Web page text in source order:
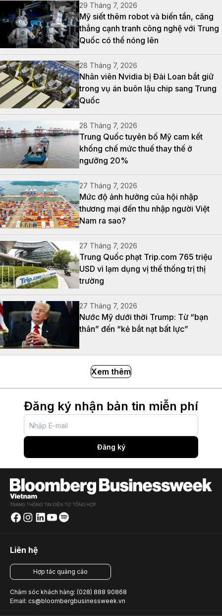
29 Tháng 7, 2026
Mỹ siết thêm robot và biến tần, căng
thẳng cạnh tranh công nghệ với Trung
Quốc có thể nóng lên
28 Tháng 7, 2026
Nhân viên Nvidia bị Đài Loan bắt giữ
trong vụ án buôn lậu chip sang Trung
Quốc
28 Tháng 7, 2026
Trung Quốc tuyên bố Mỹ cam kết
khống chế mức thuế thay thế ở
ngưỡng 20%
27 Tháng 7, 2026
Mức độ ảnh hưởng của hội nhập
thương mại đến thu nhập người Việt
Nam ra sao?
27 Tháng 7, 2026
Trung Quốc phạt Trip.com 765 triệu
USD vì lạm dụng vị thế thống trị thị
trường
27 Tháng 7, 2026
Nước Mỹ dưới thời Trump: Từ “bạn
thân” đến “kẻ bắt nạt bất lực”
Xem thêm
Đăng ký nhận bản tin miễn phí
Đăng ký
Liên hệ
Hợp tác quảng cáo
Chăm sóc khách hàng: (028) 888 90868
Email: cs@bloombergbusinessweek.vn